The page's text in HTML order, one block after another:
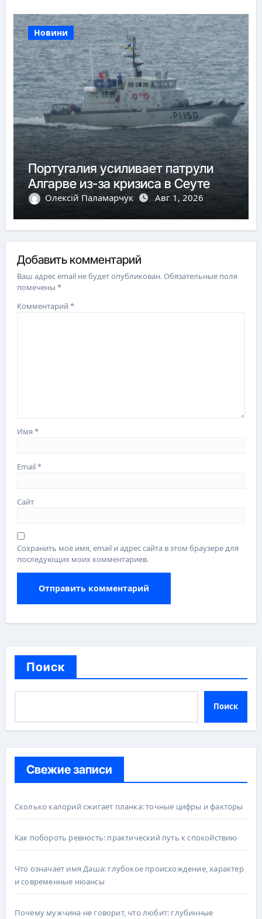
Новини
Португалия усиливает патрули
Алгарве из-за кризиса в Сеуте
Олексій Паламарчук Авг 1, 2026
Добавить комментарий
Ваш адрес email не будет опубликован.Обязательные поля
помечены*
Комментарий*
Имя*
Email*
Сайт
Сохранить моё имя, email и адрес сайта в этом браузере для
последующих моих комментариев.
Поиск
Поиск
Свежие записи
Сколько калорий сжигает планка: точные цифры и факторы
Как побороть ревность: практический путь к спокойствию
Что означает имя Даша: глубокое происхождение, характер
и современные нюансы
Почему мужчина не говорит, что любит: глубинные